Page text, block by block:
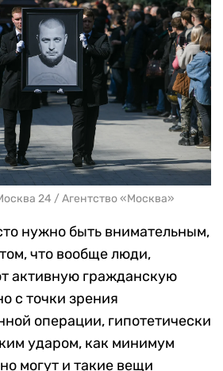
24 / Агентство «Москва»
нужно быть внимательным,
что вообще люди,
активную гражданскую
с точки зрения
операции, гипотетически
ударом, как минимум
могут и такие вещи